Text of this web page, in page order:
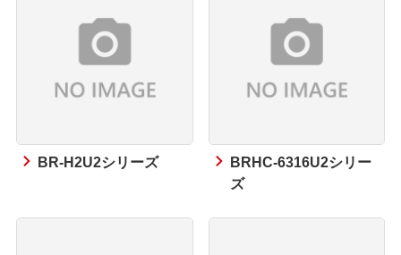
BR-H2U2シリーズ
BRHC-6316U2シリー
ズ